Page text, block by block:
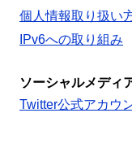
個人情報取り扱い
IPv6への取り組み
ソーシャルメディ
Twitter公式アカウ